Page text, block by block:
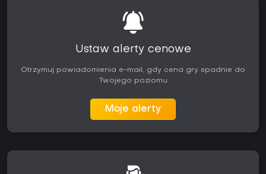
Ustaw alerty cenowe
Otrzymuj powiadomienia e-mail, gdy cena gry spadnie do
Twojego poziomu
Moje alerty